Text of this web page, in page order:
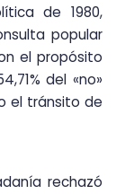
de 1980,
popular
el propósito
del «no»
el tránsito de
rechazó